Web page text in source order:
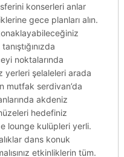
konserleri anlar
gece planları alın.
noktalarında
yerleri şelaleleri arada
mutfak serdivan’da
akdeniz
hedefiniz
lounge kulüpleri yerli.
dans konuk
etkinliklerin tüm.